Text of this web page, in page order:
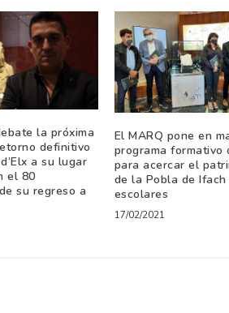
la próxima
definitivo
a su lugar
el 80
su regreso a
El MARQ pone en
programa formativo
para acercar el
de la Pobla de Ifach
escolares
17/02/2021